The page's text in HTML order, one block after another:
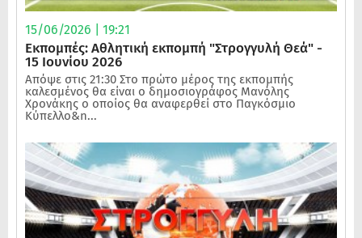
15/06/2026 | 19:21
Εκπομπές: Αθλητική εκπομπή "Στρογγυλή Θεά" -
15 Ιουνίου 2026
Απόψε στις 21:30 Στο πρώτο μέρος της εκπομπής
καλεσμένος θα είναι ο δημοσιογράφος Μανόλης
Χρονάκης ο οποίος θα αναφερθεί στο Παγκόσμιο
Κύπελλο&n...